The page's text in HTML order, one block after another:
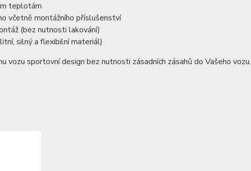
teplotám
včetně montážního příslušenství
(bez nutnosti lakování)
silný a flexibilní materiál)
vozu sportovní design bez nutnosti zásadních zásahů do Vašeho vozu.